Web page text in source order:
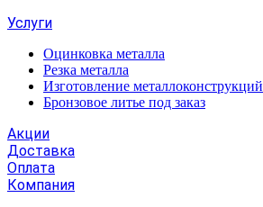
Услуги
Оцинковка металла
Резка металла
Изготовление металлоконструкций
Бронзовое литье под заказ
Акции
Доставка
Оплата
Компания